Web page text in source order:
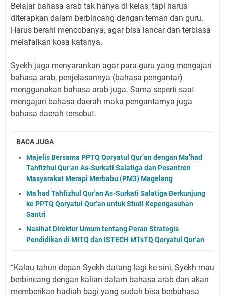
Belajar bahasa arab tak hanya di kelas, tapi harus
diterapkan dalam berbincang dengan teman dan guru.
Harus berani mencobanya, agar bisa lancar dan terbiasa
melafalkan kosa katanya.
Syekh juga menyarankan agar para guru yang mengajari
bahasa arab, penjelasannya (bahasa pengantar)
menggunakan bahasa arab juga. Sama seperti saat
mengajari bahasa daerah maka pengantarnya juga
bahasa daerah tersebut.
BACA JUGA
Majelis Bersama PPTQ Qoryatul Qur’an dengan Ma’had
Tahfizhul Qur’an As-Surkati Salatiga dan Pesantren
Masyarakat Merapi Merbabu (PM3) Magelang
Ma’had Tahfizhul Qur'an As-Surkati Salatiga Berkunjung
ke PPTQ Qoryatul Qur’an untuk Studi Kepengasuhan
Santri
Nasihat Direktur Umum tentang Peran Strategis
Pendidikan di MITQ dan ISTECH MTsTQ Qoryatul Qur'an
“Kalau tahun depan Syekh datang lagi ke sini, Syekh mau
berbincang dengan kalian dalam bahasa arab dan akan
memberikan hadiah bagi yang sudah bisa berbahasa